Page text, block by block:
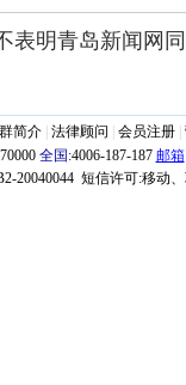
表明青岛新闻网